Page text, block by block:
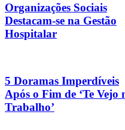
Organizações Sociais
Destacam-se na Gestão
Hospitalar
5 Doramas Imperdíveis
Após o Fim de ‘Te Vejo
Trabalho’